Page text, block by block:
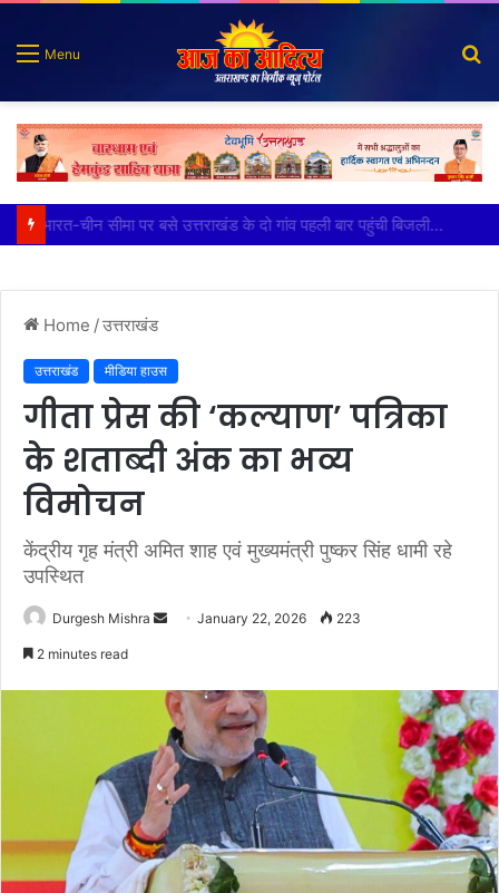
Menu
100 किडनी ट्रांसप्लांट की सफलता, हिम्स जौलीग्रांट ने बढ़ाया चिकित्सा सेवाओं का भरोसा
Home /उत्तराखंड
उत्तराखंड मीडिया हाउस
गीता प्रेस की ‘कल्याण’ पत्रिका
के शताब्दी अंक का भव्य
विमोचन
केंद्रीय गृह मंत्री अमित शाह एवं मुख्यमंत्री पुष्कर सिंह धामी रहे
उपस्थित
Durgesh Mishra
Send January 22, 2026 223
2 minutes read